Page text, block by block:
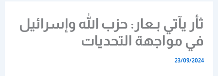
ثأر يآتي بـعار: حزب الله وإسرائيل
في مواجهة التحديات
23/09/2024